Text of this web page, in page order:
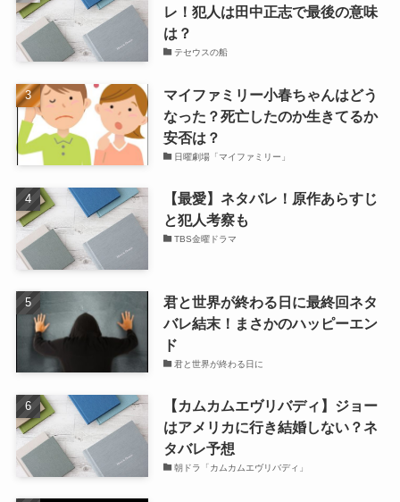
レ！犯人は田中正志で最後の意味
は？
テセウスの船
マイファミリー小春ちゃんはどう
なった？死亡したのか生きてるか
安否は？
日曜劇場「マイファミリー」
【最愛】ネタバレ！原作あらすじ
と犯人考察も
TBS金曜ドラマ
君と世界が終わる日に最終回ネタ
バレ結末！まさかのハッピーエン
ド
君と世界が終わる日に
【カムカムエヴリバディ】ジョー
はアメリカに行き結婚しない？ネ
タバレ予想
朝ドラ「カムカムエヴリバディ」